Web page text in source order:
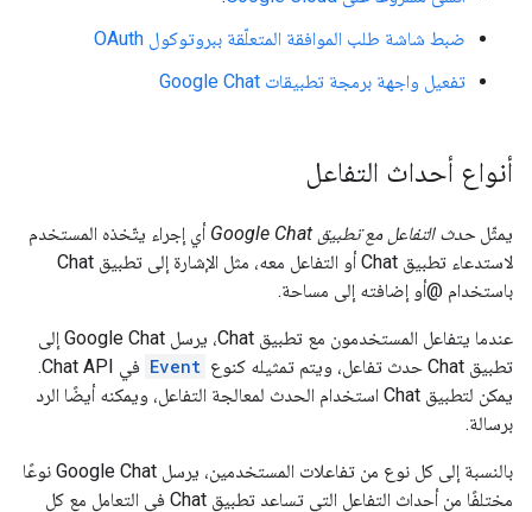
ضبط شاشة طلب الموافقة المتعلّقة ببروتوكول OAuth
تفعيل واجهة برمجة تطبيقات Google Chat
أنواع أحداث التفاعل
يمثّل حدث التفاعل مع تطبيق Google Chat
أي إجراء يتّخذه المستخدم
لاستدعاء تطبيق Chat أو التفاعل معه، مثل الإشارة إلى تطبيق Chat
باستخدام @أو إضافته إلى مساحة.
عندما يتفاعل المستخدمون مع تطبيق Chat، يرسل Google Chat إلى
تطبيق Chat حدث تفاعل، ويتم تمثيله كنوع
Event
في Chat API.
يمكن لتطبيق Chat استخدام الحدث لمعالجة التفاعل، ويمكنه أيضًا الرد
برسالة.
بالنسبة إلى كل نوع من تفاعلات المستخدمين، يرسل Google Chat نوعًا
مختلفًا من أحداث التفاعل التي تساعد تطبيق Chat في التعامل مع كل